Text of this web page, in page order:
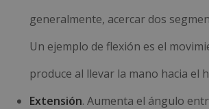
generalmente, acercar dos
Un ejemplo de flexión es el
produce al llevar la mano hacia el
Extensión. Aumenta el ángulo